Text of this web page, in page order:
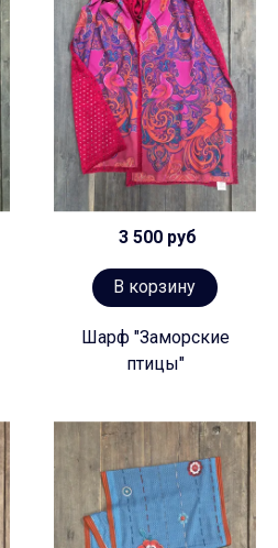
3 500 руб
В корзину
Шарф "Заморские
птицы"